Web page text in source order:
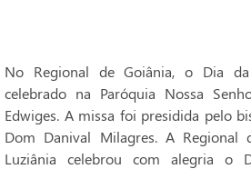
No Regional de Goiânia, o Dia
celebrado na Paróquia Nossa
Edwiges. A missa foi presidida pelo
Dom Danival Milagres. A Regional
Luziânia celebrou com alegria o